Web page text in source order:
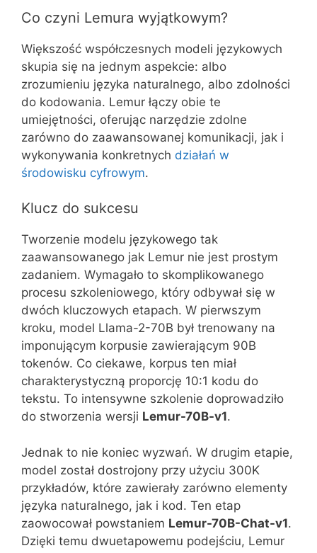
Co czyni Lemura wyjątkowym?
Większość współczesnych modeli językowych
skupia się na jednym aspekcie: albo
zrozumieniu języka naturalnego, albo zdolności
do kodowania. Lemur łączy obie te
umiejętności, oferując narzędzie zdolne
zarówno do zaawansowanej komunikacji, jak i
wykonywania konkretnych działań w
środowisku cyfrowym.
Klucz do sukcesu
Tworzenie modelu językowego tak
zaawansowanego jak Lemur nie jest prostym
zadaniem. Wymagało to skomplikowanego
procesu szkoleniowego, który odbywał się w
dwóch kluczowych etapach. W pierwszym
kroku, model Llama-2-70B był trenowany na
imponującym korpusie zawierającym 90B
tokenów. Co ciekawe, korpus ten miał
charakterystyczną proporcję 10:1 kodu do
tekstu. To intensywne szkolenie doprowadziło
do stworzenia wersji Lemur-70B-v1.
Jednak to nie koniec wyzwań. W drugim etapie,
model został dostrojony przy użyciu 300K
przykładów, które zawierały zarówno elementy
języka naturalnego, jak i kod. Ten etap
zaowocował powstaniem Lemur-70B-Chat-v1.
Dzięki temu dwuetapowemu podejściu, Lemur